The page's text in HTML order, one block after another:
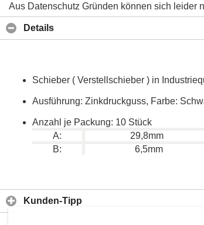
Aus Datenschutz Gründen können sich leider
Details
Schieber ( Verstellschieber ) in
Ausführung: Zinkdruckguss, Farbe:
Anzahl je Packung: 10 Stück
A:
29,8mm
B:
6,5mm
Kunden-Tipp